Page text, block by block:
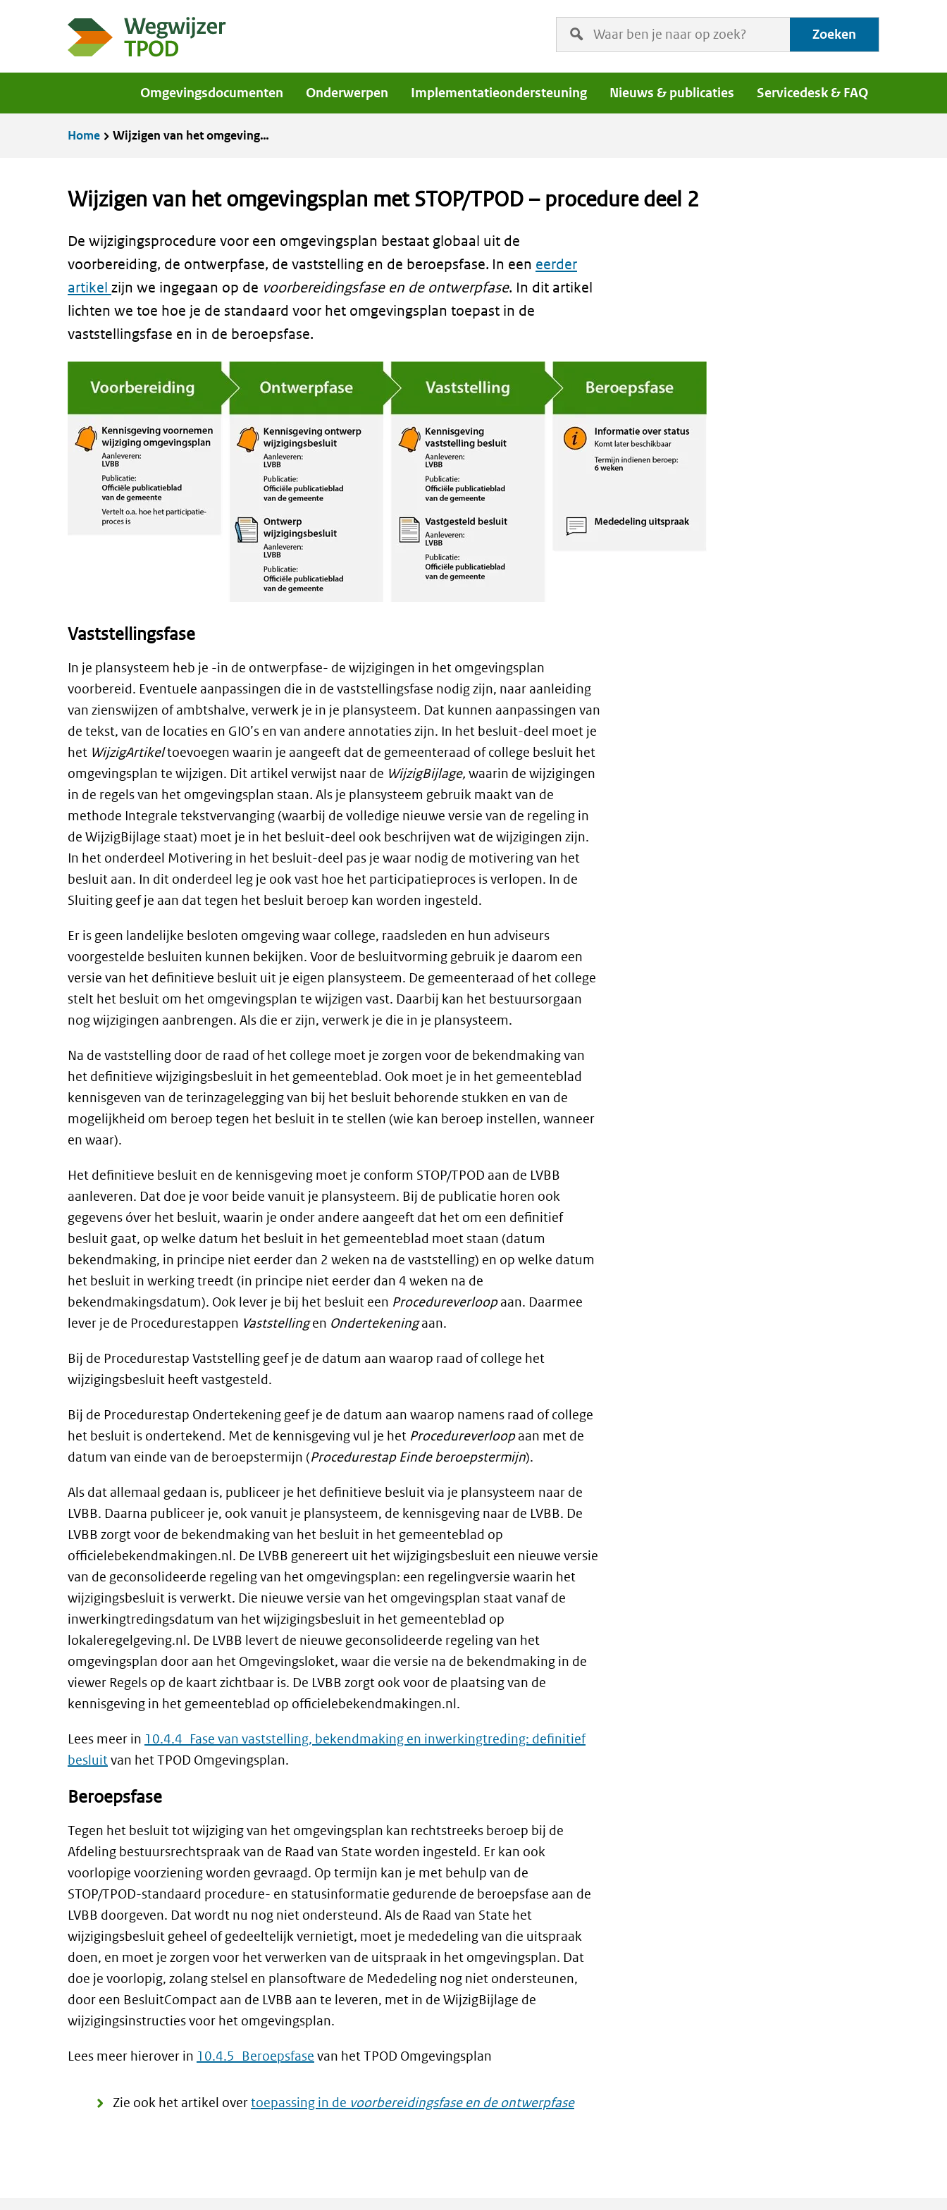
de
gaan
Vul
een
zoekterm
in
Zoeken
Omgevingsdocumenten Onderwerpen Implementatieondersteuning Nieuws & publicaties Servicedesk & FAQ
Kruimelpad
Home Wijzigen van het omgevingsplan met STOP/TPOD – procedure deel 2
Wijzigen van het omgevingsplan met STOP/TPOD – procedure deel 2
De wijzigingsprocedure voor een omgevingsplan bestaat globaal uit de
voorbereiding, de ontwerpfase, de vaststelling en de beroepsfase. In een eerder
artikel zijn we ingegaan op de voorbereidingsfase en de ontwerpfase. In dit artikel
lichten we toe hoe je de standaard voor het omgevingsplan toepast in de
vaststellingsfase en in de beroepsfase.
Vaststellingsfase
In je plansysteem heb je -in de ontwerpfase- de wijzigingen in het omgevingsplan
voorbereid. Eventuele aanpassingen die in de vaststellingsfase nodig zijn, naar aanleiding
van zienswijzen of ambtshalve, verwerk je in je plansysteem. Dat kunnen aanpassingen van
de tekst, van de locaties en GIO’s en van andere annotaties zijn. In het besluit-deel moet je
het WijzigArtikeltoevoegen waarin je aangeeft dat de gemeenteraad of college besluit het
omgevingsplan te wijzigen. Dit artikel verwijst naar de WijzigBijlage, waarin de wijzigingen
in de regels van het omgevingsplan staan. Als je plansysteem gebruik maakt van de
methode Integrale tekstvervanging (waarbij de volledige nieuwe versie van de regeling in
de WijzigBijlage staat) moet je in het besluit-deel ook beschrijven wat de wijzigingen zijn.
In het onderdeel Motivering in het besluit-deel pas je waar nodig de motivering van het
besluit aan. In dit onderdeel leg je ook vast hoe het participatieproces is verlopen. In de
Sluiting geef je aan dat tegen het besluit beroep kan worden ingesteld.
Er is geen landelijke besloten omgeving waar college, raadsleden en hun adviseurs
voorgestelde besluiten kunnen bekijken. Voor de besluitvorming gebruik je daarom een
versie van het definitieve besluit uit je eigen plansysteem. De gemeenteraad of het college
stelt het besluit om het omgevingsplan te wijzigen vast. Daarbij kan het bestuursorgaan
nog wijzigingen aanbrengen. Als die er zijn, verwerk je die in je plansysteem.
Na de vaststelling door de raad of het college moet je zorgen voor de bekendmaking van
het definitieve wijzigingsbesluit in het gemeenteblad. Ook moet je in het gemeenteblad
kennisgeven van de terinzagelegging van bij het besluit behorende stukken en van de
mogelijkheid om beroep tegen het besluit in te stellen (wie kan beroep instellen, wanneer
en waar).
Het definitieve besluit en de kennisgeving moet je conform STOP/TPOD aan de LVBB
aanleveren. Dat doe je voor beide vanuit je plansysteem. Bij de publicatie horen ook
gegevens óver het besluit, waarin je onder andere aangeeft dat het om een definitief
besluit gaat, op welke datum het besluit in het gemeenteblad moet staan (datum
bekendmaking, in principe niet eerder dan 2 weken na de vaststelling) en op welke datum
het besluit in werking treedt (in principe niet eerder dan 4 weken na de
bekendmakingsdatum). Ook lever je bij het besluit een Procedureverloopaan. Daarmee
lever je de Procedurestappen Vaststellingen Ondertekeningaan.
Bij de Procedurestap Vaststelling geef je de datum aan waarop raad of college het
wijzigingsbesluit heeft vastgesteld.
Bij de Procedurestap Ondertekening geef je de datum aan waarop namens raad of college
het besluit is ondertekend. Met de kennisgeving vul je het Procedureverloopaan met de
datum van einde van de beroepstermijn (Procedurestap Einde beroepstermijn).
Als dat allemaal gedaan is, publiceer je het definitieve besluit via je plansysteem naar de
LVBB. Daarna publiceer je, ook vanuit je plansysteem, de kennisgeving naar de LVBB. De
LVBB zorgt voor de bekendmaking van het besluit in het gemeenteblad op
officielebekendmakingen.nl. De LVBB genereert uit het wijzigingsbesluit een nieuwe versie
van de geconsolideerde regeling van het omgevingsplan: een regelingversie waarin het
wijzigingsbesluit is verwerkt. Die nieuwe versie van het omgevingsplan staat vanaf de
inwerkingtredingsdatum van het wijzigingsbesluit in het gemeenteblad op
lokaleregelgeving.nl. De LVBB levert de nieuwe geconsolideerde regeling van het
omgevingsplan door aan het Omgevingsloket, waar die versie na de bekendmaking in de
viewer Regels op de kaart zichtbaar is. De LVBB zorgt ook voor de plaatsing van de
kennisgeving in het gemeenteblad op officielebekendmakingen.nl.
Lees meer in 10.4.4 Fase van vaststelling, bekendmaking en inwerkingtreding: definitief
besluitvan het TPOD Omgevingsplan.
Beroepsfase
Tegen het besluit tot wijziging van het omgevingsplan kan rechtstreeks beroep bij de
Afdeling bestuursrechtspraak van de Raad van State worden ingesteld. Er kan ook
voorlopige voorziening worden gevraagd. Op termijn kan je met behulp van de
STOP/TPOD-standaard procedure- en statusinformatie gedurende de beroepsfase aan de
LVBB doorgeven. Dat wordt nu nog niet ondersteund. Als de Raad van State het
wijzigingsbesluit geheel of gedeeltelijk vernietigt, moet je mededeling van die uitspraak
doen, en moet je zorgen voor het verwerken van de uitspraak in het omgevingsplan. Dat
doe je voorlopig, zolang stelsel en plansoftware de Mededeling nog niet ondersteunen,
door een BesluitCompact aan de LVBB aan te leveren, met in de WijzigBijlage de
wijzigingsinstructies voor het omgevingsplan.
Lees meer hierover in 10.4.5 Beroepsfase van het TPOD Omgevingsplan
Zie ook het artikel overtoepassing in de voorbereidingsfase en de ontwerpfase